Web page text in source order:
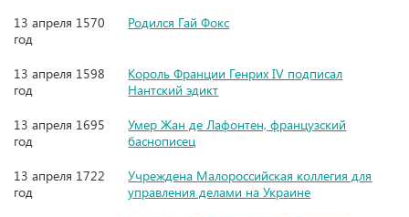
13 апреля 1570
год
Родился Гай Фокс
13 апреля 1598
год
Король Франции Генрих IV подписал
Нантский эдикт
13 апреля 1695
год
Умер Жан де Лафонтен, французский
баснописец
13 апреля 1722
год
Учреждена Малороссийская коллегия для
управления делами на Украине